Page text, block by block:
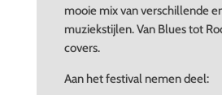
mooie mix van verschillende
muziekstijlen. Van Blues tot
covers.
Aan het festival nemen deel: